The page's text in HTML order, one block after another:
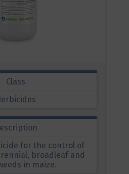
Class
for the control of
broadleaf and
in maize.